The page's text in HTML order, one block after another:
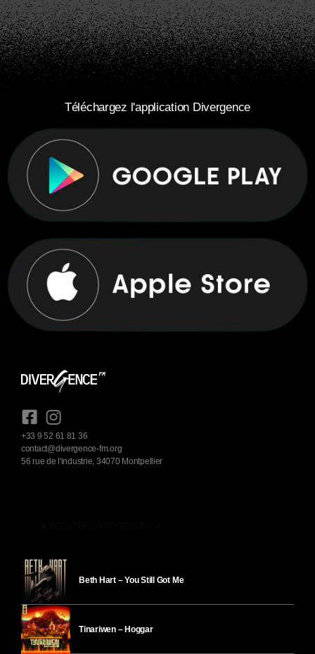
Téléchargez l'application Divergence
+33 9 52 61 81 36
contact@divergence-fm.org
56 rue de l'industrie, 34070 Montpellier
Beth Hart – You Still Got Me
Tinariwen – Hoggar